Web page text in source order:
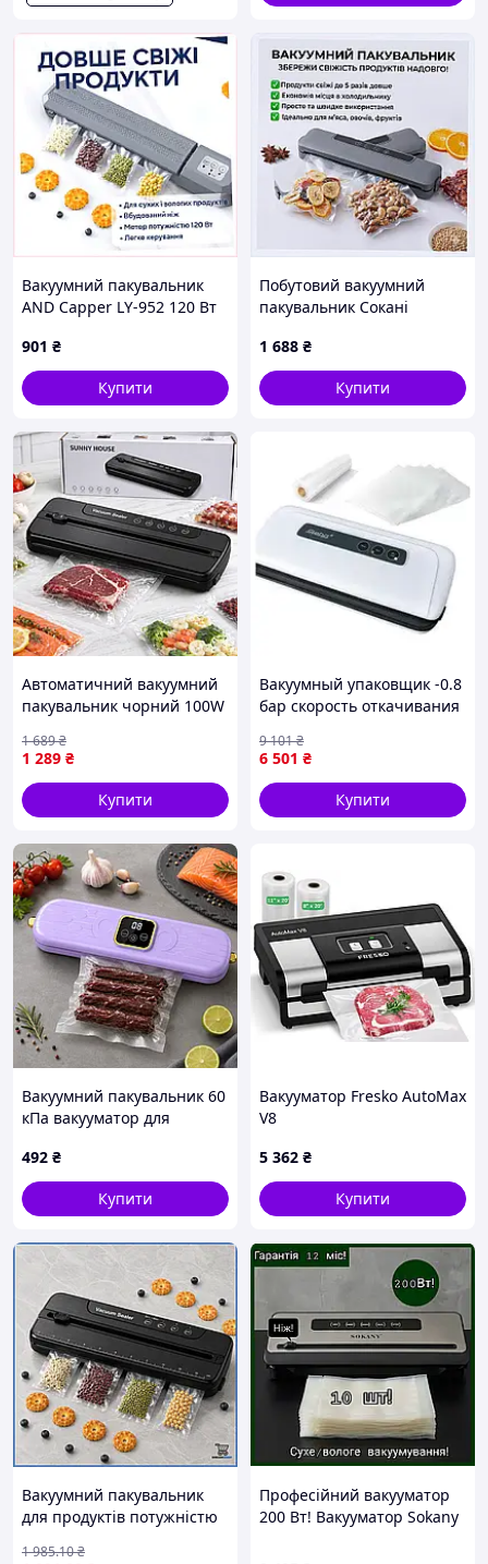
Вакуумний пакувальник
AND Capper LY-952 120 Вт
901 ₴
Купити
Побутовий вакуумний
пакувальник Сокані
M5374E65X1
1 688 ₴
Купити
Автоматичний вакуумний
пакувальник чорний 100W
пакети в комплекті /
Вакууматор для продуктів
1 289 ₴
1 689₴
Купити
Вакуумный упаковщик -0.8
бар скорость откачивания
Steba PS-7519
6 501 ₴
9 101₴
Купити
Вакуумний пакувальник 60
кПа вакууматор для
харчових продуктів
побутовий пакувальник
492 ₴
Купити
Вакууматор Fresko AutoMax
V8
5 362 ₴
Купити
Вакуумний пакувальник
для продуктів потужністю
1 985.10₴
Професійний вакууматор
200 Вт! Вакууматор Sokany